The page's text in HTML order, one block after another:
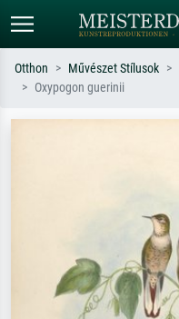
Otthon Művészet Stílusok
Oxypogon guerinii